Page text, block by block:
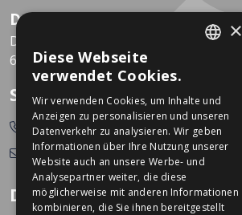
Dekkers Valkenburg
De Leeuwhof 7
6301 KZ Valkenburg
So erreichen Sie uns
0478-532166
info@dekkerstweewielers.nl
Dekkers Zweiräder
×
Diese Webseite
verwendet Cookies.
Wir verwenden Cookies, um Inhalte und
Anzeigen zu personalisieren und unseren
Datenverkehr zu analysieren. Wir geben
Informationen über Ihre Nutzung unserer
Website auch an unsere Werbe- und
Analysepartner weiter, die diese
möglicherweise mit anderen Informationen
kombinieren, die Sie ihnen bereitgestellt